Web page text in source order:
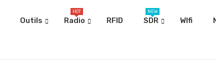
Outils Radio
HOT
RFID SDR
NEW
WIfi